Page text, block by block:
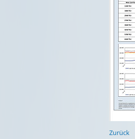
Zurück